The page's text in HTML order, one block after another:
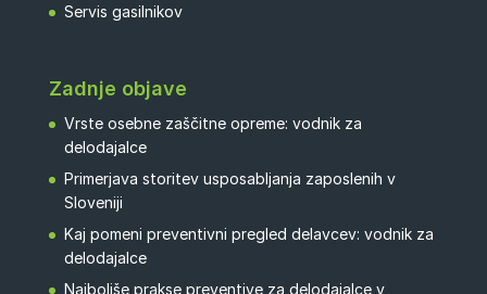
Servis gasilnikov
Zadnje objave
Vrste osebne zaščitne opreme: vodnik za
delodajalce
Primerjava storitev usposabljanja zaposlenih v
Sloveniji
Kaj pomeni preventivni pregled delavcev: vodnik za
delodajalce
Najboljše prakse preventive za delodajalce v